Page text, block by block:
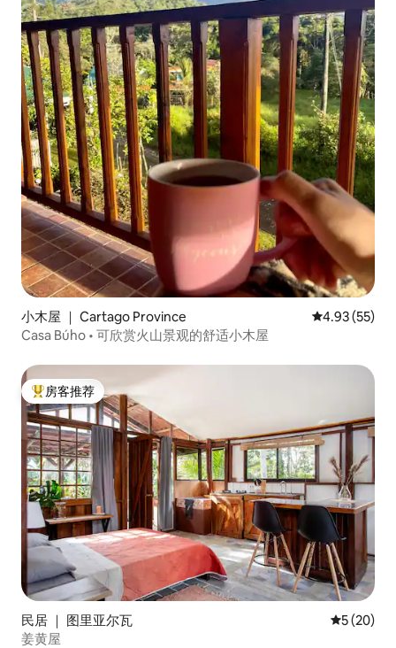
小木屋 ｜ Cartago Province 平均评分
4.93 (55)
Casa Búho • 可欣赏火山景观的舒适小木屋
热门「房客推荐」
房客推荐
民居 ｜ 图里亚尔瓦 平均评分
5 (20)
姜黄屋